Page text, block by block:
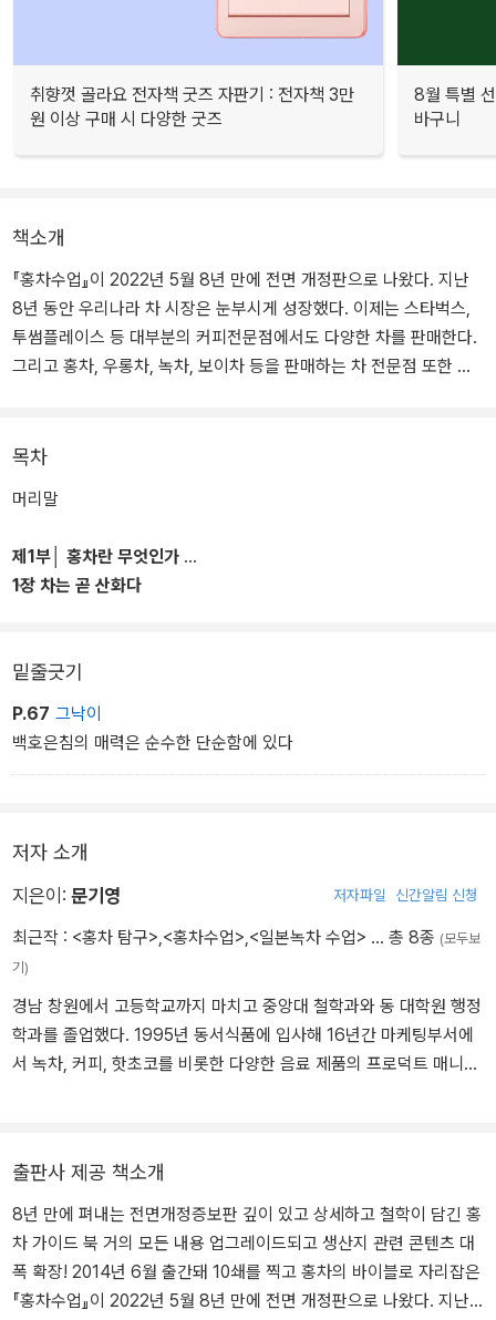
취향껏 골라요 전자책 굿즈 자판기 : 전자책 3만
원 이상 구매 시 다양한 굿즈
8월 특별
바구니
책소개
『홍차수업』이 2022년 5월 8년 만에 전면 개정판으로 나왔다. 지난
8년 동안 우리나라 차 시장은 눈부시게 성장했다. 이제는 스타벅스,
투썸플레이스 등 대부분의 커피전문점에서도 다양한 차를 판매한다.
그리고 홍차, 우롱차, 녹차, 보이차 등을 판매하는 차 전문점 또한 수
지난 8년 동안 우리나라뿐만 아니라 세계 홍차 산업에도 변화가 많았
변화된 상황에 맞춘 새로운 지식이 필요하게 되었다. 이 변화를 따라
“체계적이고 객관적으로” 정리한 것이 이번 『홍차수업』 개정증보판
이다. 애호가들의 높아진 수준에 맞춰 책 전체를 업그레이드했다.
우롱차 등과는 어떻게 다르며, 어디서 주로 생산되고, 어떤 종류의 홍
차가 있으며, 어떤 나라에서 주로 마시고, 홍차의 장점은 무엇인지에
대해 이해하기 쉽게 풀어 쓰고 있다. 홍차 하면 유럽, 특히 영국을 떠
목차
머리말
제1부│ 홍차란 무엇인가
1장 차는 곧 산화다
밑줄긋기
P.67 그낙이
백호은침의 매력은 순수한 단순함에 있다
저자 소개
지은이: 문기영 저자파일 신간알림 신청
최근작 : <홍차 탐구> <홍차수업> <일본녹차 수업> … 총 8종 (모두보
기)
경남 창원에서 고등학교까지 마치고 중앙대 철학과와 동 대학원 행정
학과를 졸업했다. 1995년 동서식품에 입사해 16년간 마케팅부서에
서 녹차, 커피, 핫초코를 비롯한 다양한 음료 제품의 프로덕트 매니저
고, 다양한 홍차를 마시며 맛과 향의 묘미를 파악하는 데 힘썼다. 그
결과를 『홍차 수업』 『홍차 수업2』 『철학이 있는 홍차구매가이드』로
펴냈고, 『홍차애호가의 보물상자』를 번역해 출간하기도 했다. 첫 책
『홍차 수업』은 중국에서 번역 출간되었다. 2014년 ‘문기영홍차아카
데미’를 설립해 홍차 교육에 집중하면서 다양한 외부기관에서 홍차
출판사 제공 책소개
8년 만에 펴내는 전면개정증보판 깊이 있고 상세하고 철학이 담긴 홍
차 가이드 북 거의 모든 내용 업그레이드되고 생산지 관련 콘텐츠 대
폭 확장! 2014년 6월 출간돼 10쇄를 찍고 홍차의 바이블로 자리잡은
『홍차수업』이 2022년 5월 8년 만에 전면 개정판으로 나왔다. 지난